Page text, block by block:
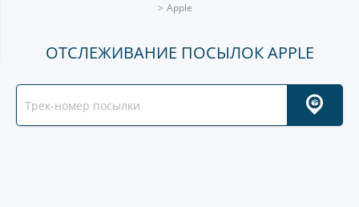
Apple
ОТСЛЕЖИВАНИЕ ПОСЫЛОК APPLE